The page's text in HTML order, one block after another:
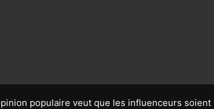
populaire veut que les influenceurs soient